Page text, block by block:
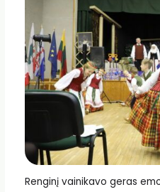
Renginį vainikavo geras